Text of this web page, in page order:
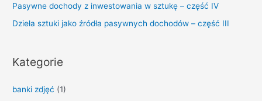
Pasywne dochody z inwestowania w sztukę – część IV
Dzieła sztuki jako źródła pasywnych dochodów – część III
Kategorie
banki zdjęć (1)